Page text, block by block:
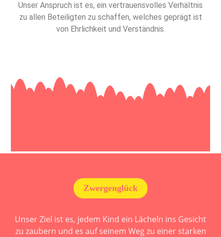
Unser Anspruch ist es, ein vertrauensvolles Verhältnis
zu allen Beteiligten zu schaffen, welches geprägt ist
von Ehrlichkeit und Verständnis.
Zwergenglück
Unser Ziel ist es, jedem Kind ein Lächeln ins Gesicht
zu zaubern und es auf seinem Weg zu einer starken